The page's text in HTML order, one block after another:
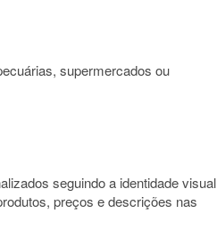
supermercados ou
seguindo a identidade visual
preços e descrições nas